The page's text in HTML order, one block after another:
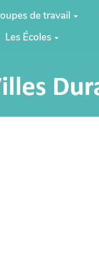
de travail
Les Écoles